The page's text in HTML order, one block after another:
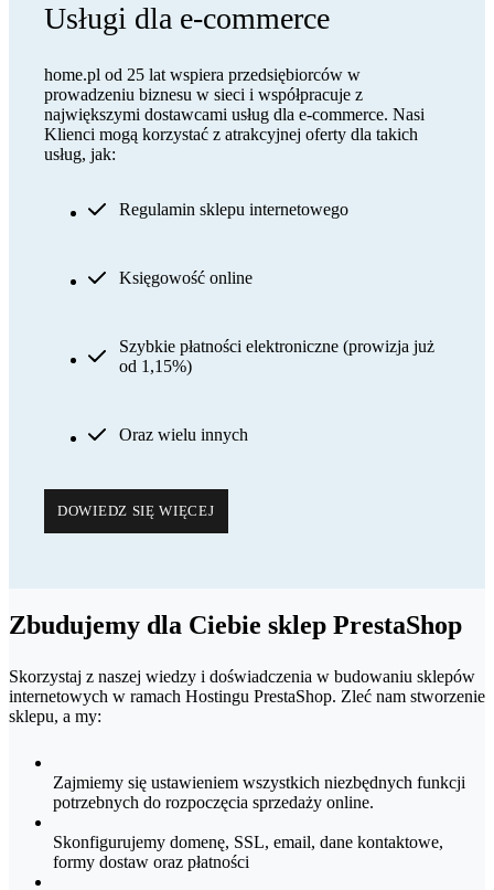
Usługi dla e-commerce
home.pl od 25 lat wspiera przedsiębiorców w
prowadzeniu biznesu w sieci i współpracuje z
największymi dostawcami usług dla e-commerce. Nasi
Klienci mogą korzystać z atrakcyjnej oferty dla takich
usług, jak:
Regulamin sklepu internetowego
Księgowość online
Szybkie płatności elektroniczne (prowizja już
od 1,15%)
Oraz wielu innych
DOWIEDZ SIĘ WIĘCEJ
Zbudujemy dla Ciebie sklep PrestaShop
Skorzystaj z naszej wiedzy i doświadczenia w budowaniu sklepów
internetowych w ramach Hostingu PrestaShop. Zleć nam stworzenie
sklepu, a my:
Zajmiemy się ustawieniem wszystkich niezbędnych funkcji
potrzebnych do rozpoczęcia sprzedaży online.
Skonfigurujemy domenę, SSL, email, dane kontaktowe,
formy dostaw oraz płatności